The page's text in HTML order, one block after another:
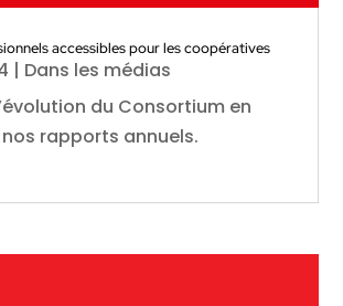
accessibles pour les coopératives
| Dans les médias
du Consortium en
rapports annuels.